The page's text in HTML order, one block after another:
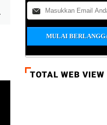
TOTAL WEB VIEW